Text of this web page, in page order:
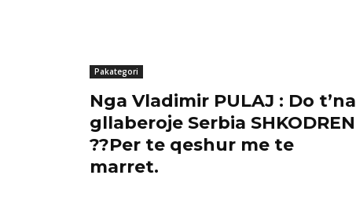
Pakategori
Nga Vladimir PULAJ : Do t’na
gllaberoje Serbia SHKODREN
??Per te qeshur me te
marret.